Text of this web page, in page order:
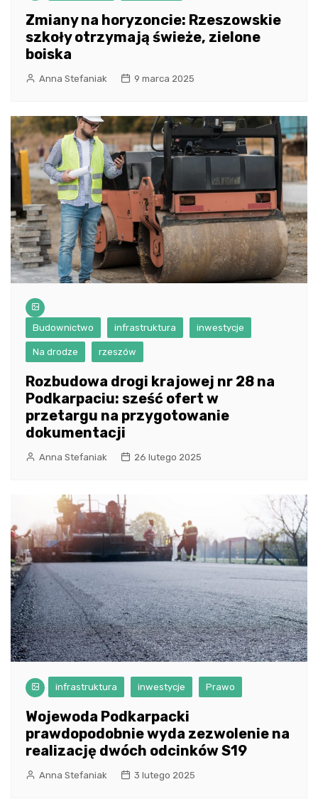
Zmiany na horyzoncie: Rzeszowskie
szkoły otrzymają świeże, zielone
boiska
Anna Stefaniak 9 marca 2025
Budownictwo infrastruktura inwestycje
Na drodze rzeszów
Rozbudowa drogi krajowej nr 28 na
Podkarpaciu: sześć ofert w
przetargu na przygotowanie
dokumentacji
Anna Stefaniak 26 lutego 2025
infrastruktura inwestycje Prawo
Wojewoda Podkarpacki
prawdopodobnie wyda zezwolenie na
realizację dwóch odcinków S19
Anna Stefaniak 3 lutego 2025